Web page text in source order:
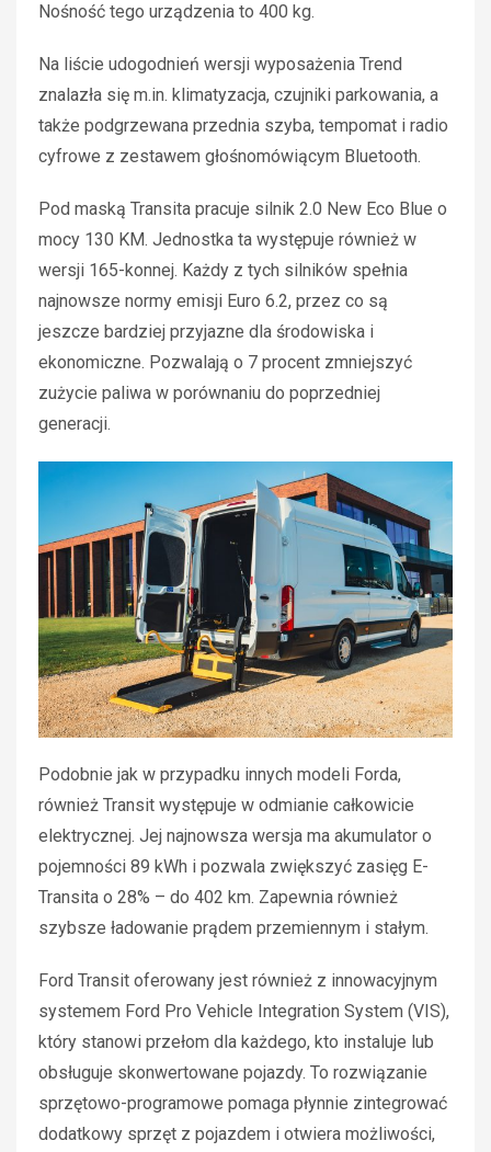
Nośność tego urządzenia to 400 kg.
Na liście udogodnień wersji wyposażenia Trend
znalazła się m.in. klimatyzacja, czujniki parkowania, a
także podgrzewana przednia szyba, tempomat i radio
cyfrowe z zestawem głośnomówiącym Bluetooth.
Pod maską Transita pracuje silnik 2.0 New Eco Blue o
mocy 130 KM. Jednostka ta występuje również w
wersji 165-konnej. Każdy z tych silników spełnia
najnowsze normy emisji Euro 6.2, przez co są
jeszcze bardziej przyjazne dla środowiska i
ekonomiczne. Pozwalają o 7 procent zmniejszyć
zużycie paliwa w porównaniu do poprzedniej
generacji.
Podobnie jak w przypadku innych modeli Forda,
również Transit występuje w odmianie całkowicie
elektrycznej. Jej najnowsza wersja ma akumulator o
pojemności 89 kWh i pozwala zwiększyć zasięg E-
Transita o 28% – do 402 km. Zapewnia również
szybsze ładowanie prądem przemiennym i stałym.
Ford Transit oferowany jest również z innowacyjnym
systemem Ford Pro Vehicle Integration System (VIS),
który stanowi przełom dla każdego, kto instaluje lub
obsługuje skonwertowane pojazdy. To rozwiązanie
sprzętowo-programowe pomaga płynnie zintegrować
dodatkowy sprzęt z pojazdem i otwiera możliwości,